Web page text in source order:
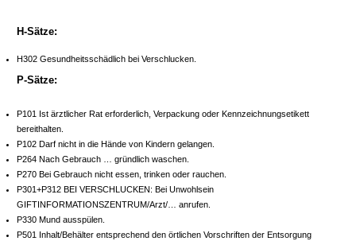
H-Sätze:
H302 Gesundheitsschädlich bei Verschlucken.
P-Sätze:
P101 Ist ärztlicher Rat erforderlich, Verpackung oder Kennzeichnungsetikett
bereithalten.
P102 Darf nicht in die Hände von Kindern gelangen.
P264 Nach Gebrauch … gründlich waschen.
P270 Bei Gebrauch nicht essen, trinken oder rauchen.
P301+P312 BEI VERSCHLUCKEN: Bei Unwohlsein
GIFTINFORMATIONSZENTRUM/Arzt/… anrufen.
P330 Mund ausspülen.
P501 Inhalt/Behälter entsprechend den örtlichen Vorschriften der Entsorgung